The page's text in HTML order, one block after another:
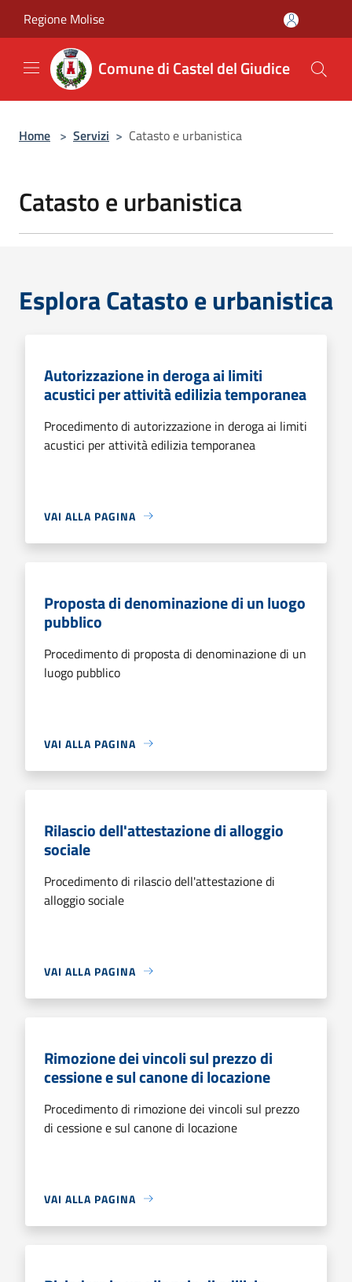
Regione Molise
Comune di Castel del Giudice
Home > Servizi > Catasto e urbanistica
Catasto e urbanistica
Esplora Catasto e urbanistica
Autorizzazione in deroga ai limiti
acustici per attività edilizia temporanea
Procedimento di autorizzazione in deroga ai limiti
acustici per attività edilizia temporanea
VAI ALLA PAGINA
Proposta di denominazione di un luogo
pubblico
Procedimento di proposta di denominazione di un
luogo pubblico
VAI ALLA PAGINA
Rilascio dell'attestazione di alloggio
sociale
Procedimento di rilascio dell'attestazione di
alloggio sociale
VAI ALLA PAGINA
Rimozione dei vincoli sul prezzo di
cessione e sul canone di locazione
Procedimento di rimozione dei vincoli sul prezzo
di cessione e sul canone di locazione
VAI ALLA PAGINA